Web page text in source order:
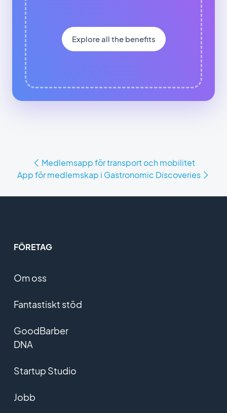
Explore all the benefits
Medlemsapp för transport och mobilitet
App för medlemskap i Gastronomic Discoveries
FÖRETAG
Om oss
Fantastiskt stöd
GoodBarber
DNA
Startup Studio
Jobb